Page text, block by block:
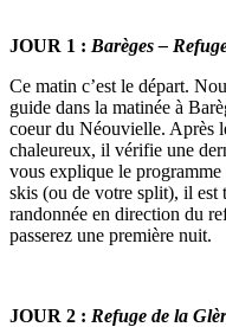
JOUR 1 : Barèges –
Ce matin c’est le départ.
guide dans la matinée à
coeur du Néouvielle. Après
chaleureux, il vérifie une
vous explique le
skis (ou de votre split), il est
randonnée en direction du
passerez une première nuit.
JOUR 2 : Refuge de la